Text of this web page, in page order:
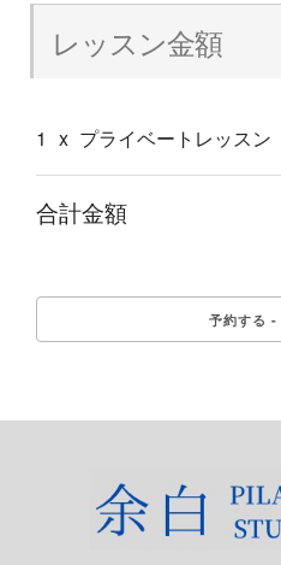
レッスン金額
1 x プライベートレッスン
合計金額